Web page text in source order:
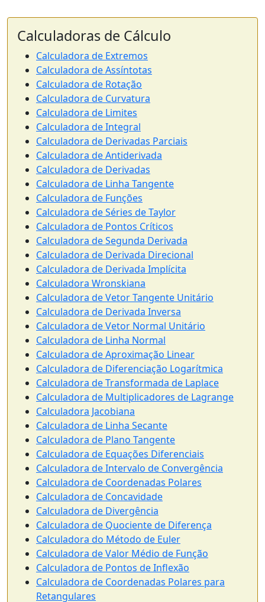
Calculadoras de Cálculo
Calculadora de Extremos
Calculadora de Assíntotas
Calculadora de Rotação
Calculadora de Curvatura
Calculadora de Limites
Calculadora de Integral
Calculadora de Derivadas Parciais
Calculadora de Antiderivada
Calculadora de Derivadas
Calculadora de Linha Tangente
Calculadora de Funções
Calculadora de Séries de Taylor
Calculadora de Pontos Críticos
Calculadora de Segunda Derivada
Calculadora de Derivada Direcional
Calculadora de Derivada Implícita
Calculadora Wronskiana
Calculadora de Vetor Tangente Unitário
Calculadora de Derivada Inversa
Calculadora de Vetor Normal Unitário
Calculadora de Linha Normal
Calculadora de Aproximação Linear
Calculadora de Diferenciação Logarítmica
Calculadora de Transformada de Laplace
Calculadora de Multiplicadores de Lagrange
Calculadora Jacobiana
Calculadora de Linha Secante
Calculadora de Plano Tangente
Calculadora de Equações Diferenciais
Calculadora de Intervalo de Convergência
Calculadora de Coordenadas Polares
Calculadora de Concavidade
Calculadora de Divergência
Calculadora de Quociente de Diferença
Calculadora do Método de Euler
Calculadora de Valor Médio de Função
Calculadora de Pontos de Inflexão
Calculadora de Coordenadas Polares para
Retangulares